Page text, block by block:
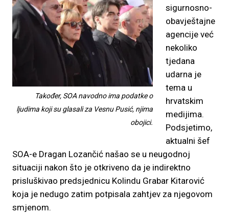
Također, SOA navodno ima podatke o
ljudima koji su glasali za Vesnu Pusić, njima
obojici.
sigurnosno-
obavještajne
agencije već
nekoliko
tjedana
udarna je
tema u
hrvatskim
medijima.
Podsjetimo,
aktualni šef
SOA-e Dragan Lozančić našao se u neugodnoj
situaciji nakon što je otkriveno da je indirektno
prisluškivao predsjednicu Kolindu Grabar Kitarović
koja je nedugo zatim potpisala zahtjev za njegovom
smjenom.